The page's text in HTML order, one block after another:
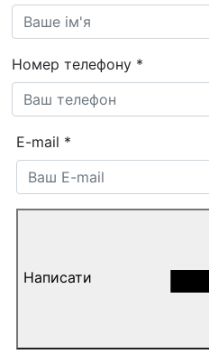
Номер телефону *
E-mail *
Написати